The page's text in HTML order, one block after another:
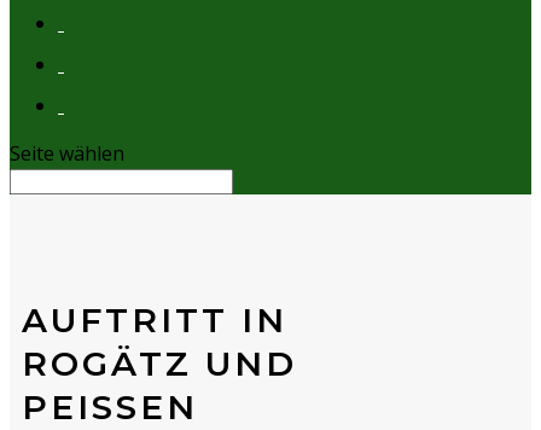
Seite wählen
AUFTRITT IN
ROGÄTZ UND
PEISSEN